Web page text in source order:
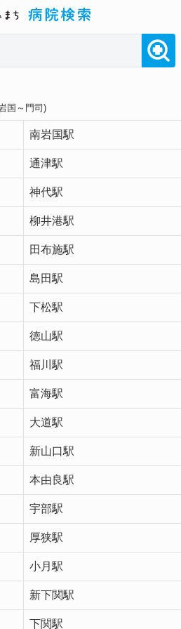
国～門司)
南岩国駅
通津駅
神代駅
柳井港駅
田布施駅
島田駅
下松駅
徳山駅
福川駅
富海駅
大道駅
新山口駅
本由良駅
宇部駅
厚狭駅
小月駅
新下関駅
下関駅